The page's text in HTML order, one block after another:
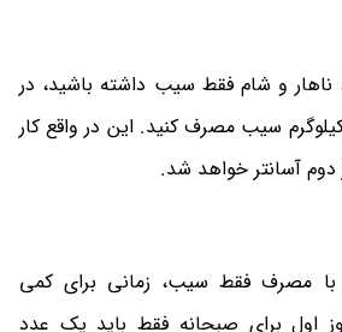
ناهار و شام فقط سیب داشته باشید، در
سیب مصرف کنید. این در واقع کار
آسانتر خواهد شد.
با مصرف فقط سیب، زمانی برای کمی
اول برای صبحانه فقط باید یک عدد